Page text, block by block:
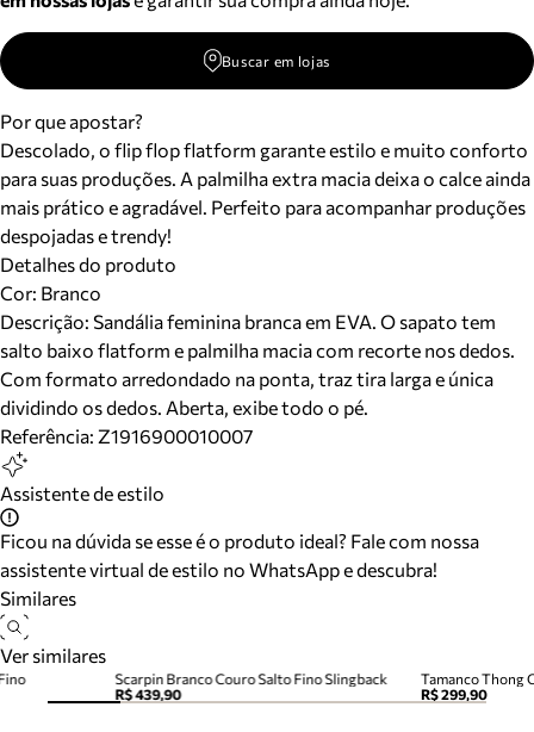
Buscar em lojas
Por que apostar?
Descolado, o flip flop flatform garante estilo e muito conforto
para suas produções. A palmilha extra macia deixa o calce ainda
mais prático e agradável. Perfeito para acompanhar produções
despojadas e trendy!
Detalhes do produto
Cor: Branco
Descrição: Sandália feminina branca em EVA. O sapato tem
salto baixo flatform e palmilha macia com recorte nos dedos.
Com formato arredondado na ponta, traz tira larga e única
dividindo os dedos. Aberta, exibe todo o pé.
Referência: Z1916900010007
Assistente de estilo
Ficou na dúvida se esse é o produto ideal? Fale com nossa
assistente virtual de estilo no WhatsApp e descubra!
Similares
Ver similares
Scarpin Branco Couro Salto Fino Slingback
R$ 439,90
R$ 299,90